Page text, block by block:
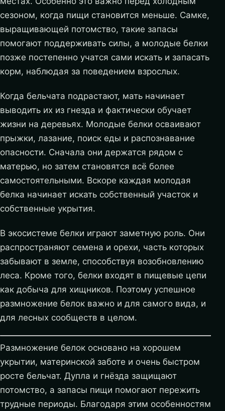
сезоном, когда пищи становится меньше. Самке,
выращивающей потомство, такие запасы
помогают поддерживать силы, а молодые белки
позже постепенно учатся сами искать и запасать
корм, наблюдая за поведением взрослых.
Когда бельчата подрастают, мать начинает
выводить их из гнезда и фактически обучает
жизни на деревьях. Молодые белки осваивают
прыжки, лазание, поиск еды и распознавание
опасности. Сначала они держатся рядом с
матерью, но затем становятся всё более
самостоятельными. Вскоре каждая молодая
белка начинает искать собственный участок и
собственные укрытия.
В экосистеме белки играют заметную роль. Они
распространяют семена и орехи, часть которых
забывают в земле, способствуя возобновлению
леса. Кроме того, белки входят в пищевые цепи
как добыча для хищников. Поэтому успешное
размножение белок важно и для самого вида, и
для лесных сообществ в целом.
Размножение белок основано на хорошем
укрытии, материнской заботе и очень быстром
росте бельчат. Дупла и гнёзда защищают
потомство, а запасы пищи помогают пережить
трудные периоды. Благодаря этим особенностям